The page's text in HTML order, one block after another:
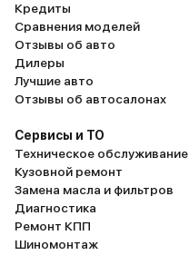
Кредиты
Сравнения моделей
Отзывы об авто
Дилеры
Лучшие авто
Отзывы об автосалонах
Сервисы и ТО
Техническое обслуживание
Кузовной ремонт
Замена масла и фильтров
Диагностика
Ремонт КПП
Шиномонтаж